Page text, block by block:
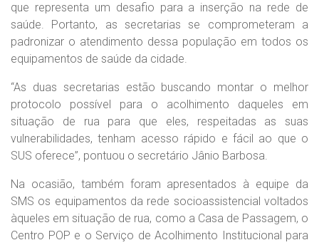
que representa um desafio para a inserção na rede de
saúde. Portanto, as secretarias se comprometeram a
padronizar o atendimento dessa população em todos os
equipamentos de saúde da cidade.
“As duas secretarias estão buscando montar o melhor
protocolo possível para o acolhimento daqueles em
situação de rua para que eles, respeitadas as suas
vulnerabilidades, tenham acesso rápido e fácil ao que o
SUS oferece”, pontuou o secretário Jânio Barbosa.
Na ocasião, também foram apresentados à equipe da
SMS os equipamentos da rede socioassistencial voltados
àqueles em situação de rua, como a Casa de Passagem, o
Centro POP e o Serviço de Acolhimento Institucional para